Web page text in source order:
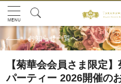
お知らせ一覧へ
【菊華会会員さま限定
パーティー 2026開催の